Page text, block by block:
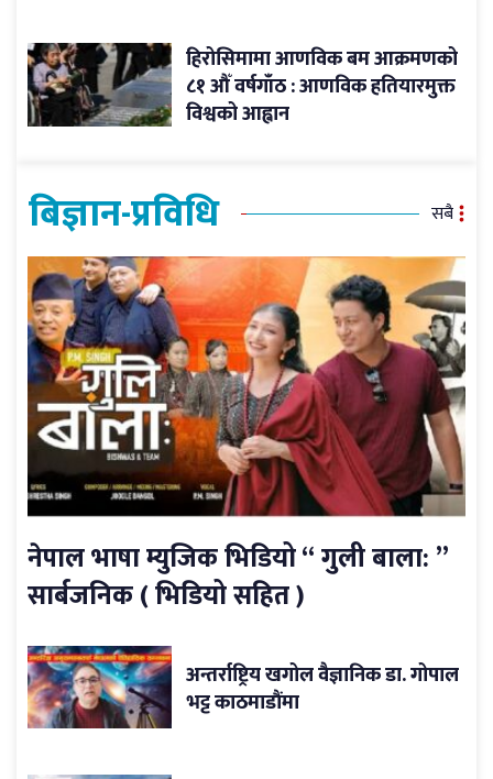
हिरोसिमामा आणविक बम आक्रमणको
८१ औँ वर्षगाँठ : आणविक हतियारमुक्त
विश्वको आह्वान
बिज्ञान-प्रविधि सबै
नेपाल भाषा म्युजिक भिडियो “ गुली बाला: ”
सार्बजनिक ( भिडियो सहित )
अन्तर्राष्ट्रिय खगोल वैज्ञानिक डा. गोपाल
भट्ट काठमाडौंमा